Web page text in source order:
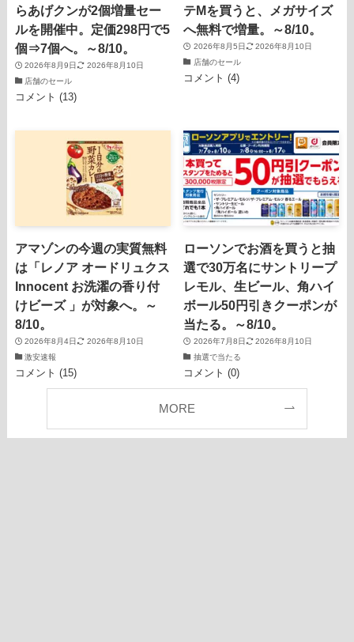
らあげクンが2個増量セー
ルを開催中。定価298円で5
個⇒7個へ。～8/10。
2026年8月9日
2026年8月10日
店舗のセール
コメント (13)
テMを買うと、メガサイズ
へ無料で増量。～8/10。
2026年8月5日
2026年8月10日
店舗のセール
コメント (4)
アマゾンの今週の実質無料
は「レノア オードリュクス
Innocent お洗濯の香り付
けビーズ 」が対象へ。～
8/10。
2026年8月4日
2026年8月10日
激安速報
コメント (15)
ローソンでお酒を買うと抽
選で30万名にサントリープ
レモル、生ビール、角ハイ
ボール50円引きクーポンが
当たる。～8/10。
2026年7月8日
2026年8月10日
抽選で当たる
コメント (0)
MORE